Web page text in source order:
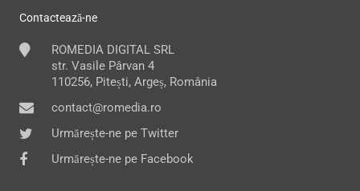
Contactează-ne
ROMEDIA DIGITAL SRL
str. Vasile Pârvan 4
110256, Pitești, Argeș, România
contact@romedia.ro
Urmărește-ne pe Twitter
Urmărește-ne pe Facebook